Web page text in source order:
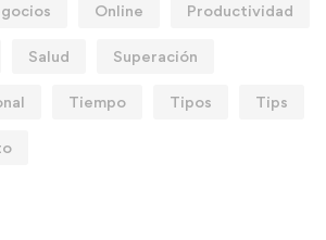
Online Productividad
Salud Superación
Tiempo Tipos Tips